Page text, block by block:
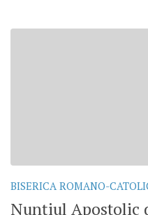
BISERICA ROMANO-
Nunţiul Apostolic